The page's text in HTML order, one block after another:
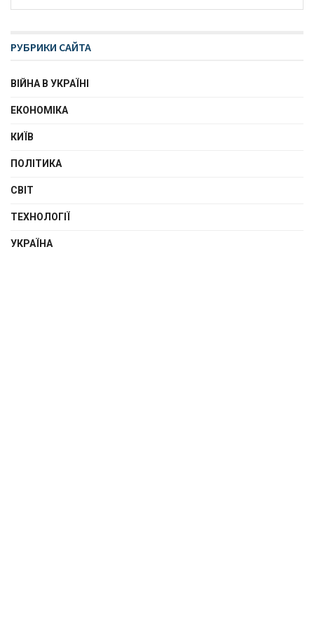
РУБРИКИ САЙТА
ВІЙНА В УКРАЇНІ
ЕКОНОМІКА
КИЇВ
ПОЛІТИКА
СВІТ
ТЕХНОЛОГІЇ
УКРАЇНА